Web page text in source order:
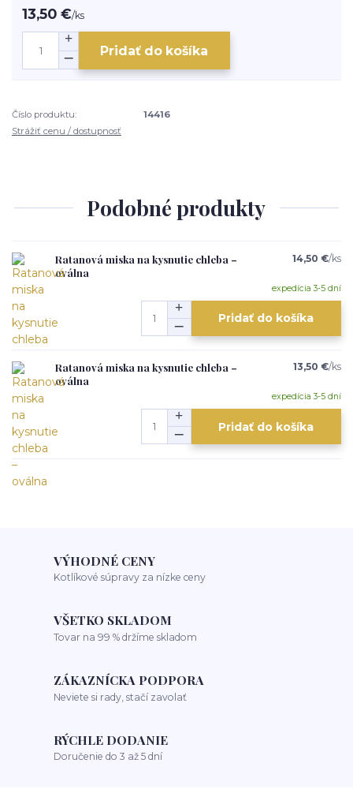
13,50 €/ks
Pridať do košíka
Číslo produktu:
14416
Strážiť cenu / dostupnosť
Podobné produkty
Ratanová miska na kysnutie chleba –
oválna
14,50 €/ks
expedícia 3-5 dní
Pridať do košíka
Ratanová miska na kysnutie chleba –
oválna
13,50 €/ks
expedícia 3-5 dní
Pridať do košíka
VÝHODNÉ CENY
Kotlíkové súpravy za nízke ceny
VŠETKO SKLADOM
Tovar na 99 % držíme skladom
ZÁKAZNÍCKA PODPORA
Neviete si rady, stačí zavolať
RÝCHLE DODANIE
Doručenie do 3 až 5 dní